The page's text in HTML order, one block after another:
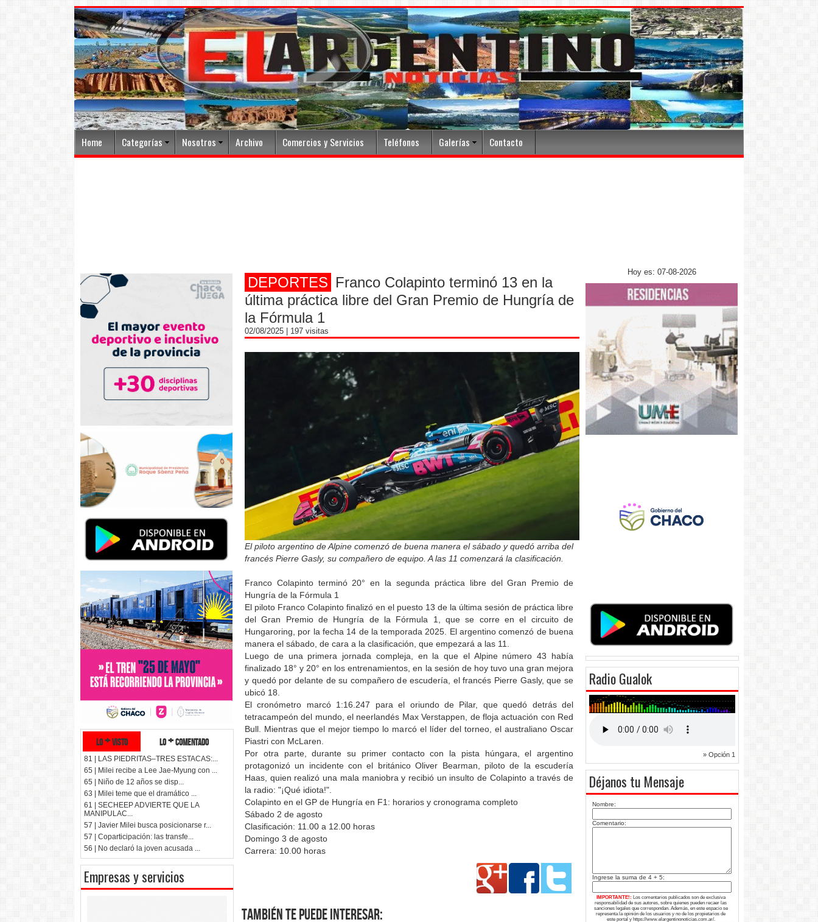
Home Categorías Nosotros Archivo Comercios y Servicios Teléfonos Galerías Contacto
Hoy es: 07-08-2026
lo + visto lo + comentado
81 | LAS PIEDRITAS–TRES ESTACAS:...
65 | Milei recibe a Lee Jae-Myung con ...
65 | Niño de 12 años se disp...
63 | Milei teme que el dramático ...
61 | SECHEEP ADVIERTE QUE LA
MANIPULAC...
57 | Javier Milei busca posicionarse r...
57 | Coparticipación: las transfe...
56 | No declaró la joven acusada ...
Empresas y servicios
DEPORTES Franco Colapinto terminó 13 en la
última práctica libre del Gran Premio de Hungría de
la Fórmula 1
02/08/2025 | 197 visitas
El piloto argentino de Alpine comenzó de buena manera el sábado y quedó arriba del
francés Pierre Gasly, su compañero de equipo. A las 11 comenzará la clasificación.
Franco Colapinto terminó 20° en la segunda práctica libre del Gran Premio de
Hungría de la Fórmula 1
El piloto Franco Colapinto finalizó en el puesto 13 de la última sesión de práctica libre
del Gran Premio de Hungría de la Fórmula 1, que se corre en el circuito de
Hungaroring, por la fecha 14 de la temporada 2025. El argentino comenzó de buena
manera el sábado, de cara a la clasificación, que empezará a las 11.
Luego de una primera jornada compleja, en la que el Alpine número 43 había
finalizado 18° y 20° en los entrenamientos, en la sesión de hoy tuvo una gran mejora
y quedó por delante de su compañero de escudería, el francés Pierre Gasly, que se
ubicó 18.
El cronómetro marcó 1:16.247 para el oriundo de Pilar, que quedó detrás del
tetracampeón del mundo, el neerlandés Max Verstappen, de floja actuación con Red
Bull. Mientras que el mejor tiempo lo marcó el líder del torneo, el australiano Oscar
Piastri con McLaren.
Por otra parte, durante su primer contacto con la pista húngara, el argentino
protagonizó un incidente con el británico Oliver Bearman, piloto de la escudería
Haas, quien realizó una mala maniobra y recibió un insulto de Colapinto a través de
la radio: "¡Qué idiota!".
Colapinto en el GP de Hungría en F1: horarios y cronograma completo
Sábado 2 de agosto
Clasificación: 11.00 a 12.00 horas
Domingo 3 de agosto
Carrera: 10.00 horas
También te puede interesar:
Radio Gualok
» Opción 1
Déjanos tu Mensaje
Nombre:
Comentario:
Ingrese la suma de 4 + 5:
IMPORTANTE!: Los comentarios publicados son de exclusiva
responsabilidad de sus autores, sobre quienes pueden recaer las
sanciones legales que correspondan. Además, en este espacio se
representa la opinión de los usuarios y no de los propietarios de
este portal y https://www.elargentinonoticias.com.ar/.